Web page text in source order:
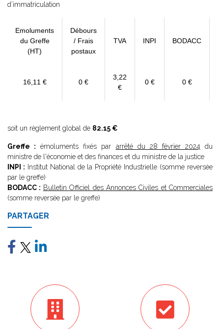
d’immatriculation
Emoluments
du Greffe
(HT)
Débours
/ Frais
postaux
TVA INPI BODACC
16,11 € 0 €
3,22
€
0 € 0 €
soit un règlement global de 82.15 €
Greffe : émoluments fixés par arrêté du 28 février 2024 du
ministre de l'économie et des finances et du ministre de la justice
INPI : Institut National de la Propriété Industrielle (somme reversée
par le greffe)
BODACC : Bulletin Officiel des Annonces Civiles et Commerciales
(somme reversée par le greffe)
PARTAGER